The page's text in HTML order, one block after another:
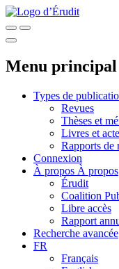
Menu principal
Types de
Revues
Thèses et
Livres et
Rapports de
Connexion
À propos À propos
Érudit
Coalition
Libre accès
Rapport
Recherche avancée
FR
Français